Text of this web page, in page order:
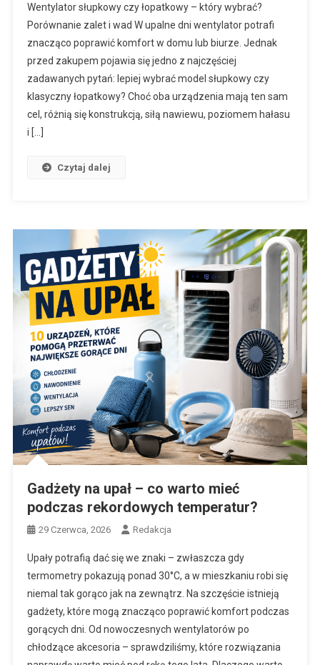
Wentylator słupkowy czy łopatkowy – który wybrać?
Porównanie zalet i wad W upalne dni wentylator potrafi
znacząco poprawić komfort w domu lub biurze. Jednak
przed zakupem pojawia się jedno z najczęściej
zadawanych pytań: lepiej wybrać model słupkowy czy
klasyczny łopatkowy? Choć oba urządzenia mają ten sam
cel, różnią się konstrukcją, siłą nawiewu, poziomem hałasu
i […]
Czytaj dalej
Gadżety na upał – co warto mieć
podczas rekordowych temperatur?
29 Czerwca, 2026 Redakcja
Upały potrafią dać się we znaki – zwłaszcza gdy
termometry pokazują ponad 30°C, a w mieszkaniu robi się
niemal tak gorąco jak na zewnątrz. Na szczęście istnieją
gadżety, które mogą znacząco poprawić komfort podczas
gorących dni. Od nowoczesnych wentylatorów po
chłodzące akcesoria – sprawdziliśmy, które rozwiązania